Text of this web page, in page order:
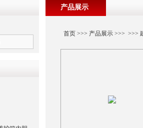
产品展示
首页>>> 产品展示>>> >>>